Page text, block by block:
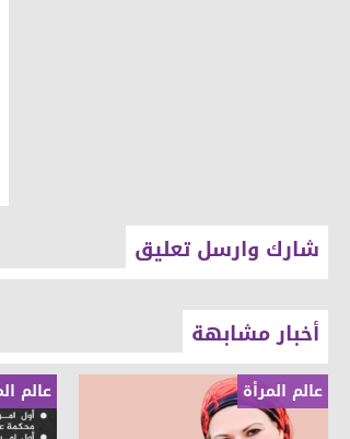
شارك وارسل تعليق
أخبار مشابهة
عالم المرأة عالم